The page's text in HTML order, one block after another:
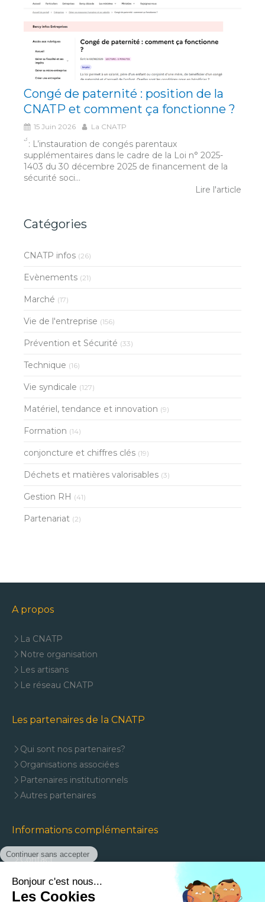
Congé de paternité : position de la
CNATP et comment ça fonctionne ?
15 Juin 2026 La CNATP
́́ ̀ : L’instauration de congés parentaux
supplémentaires dans le cadre de la Loi n° 2025-
1403 du 30 décembre 2025 de financement de la
sécurité soci...
Lire l'article
Catégories
CNATP infos (26)
Evènements (21)
Marché (17)
Vie de l'entreprise (156)
Prévention et Sécurité (33)
Technique (16)
Vie syndicale (127)
Matériel, tendance et innovation (9)
Formation (14)
conjoncture et chiffres clés (19)
Déchets et matières valorisables (3)
Gestion RH (41)
Partenariat (2)
A propos
La CNATP
Notre organisation
Les artisans
Le réseau CNATP
Les partenaires de la CNATP
Qui sont nos partenaires?
Organisations associées
Partenaires institutionnels
Autres partenaires
Informations complémentaires
Contact
Plan du site